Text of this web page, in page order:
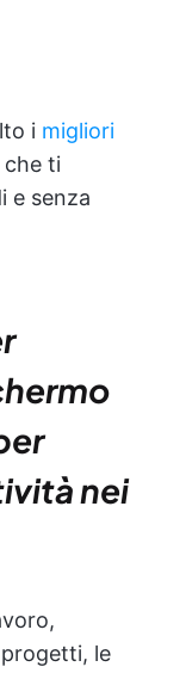
i migliori
che ti
e senza
nei
le